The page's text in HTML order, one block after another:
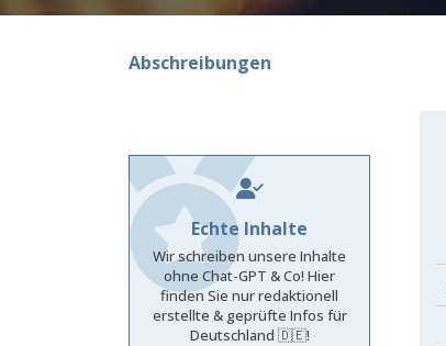
Abschreibungen
Echte Inhalte
Wir schreiben unsere Inhalte
ohne Chat-GPT & Co! Hier
finden Sie nur redaktionell
erstellte & geprüfte Infos für
Deutschland 🇩🇪!